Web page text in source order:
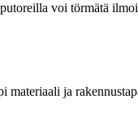
voi törmätä
ja